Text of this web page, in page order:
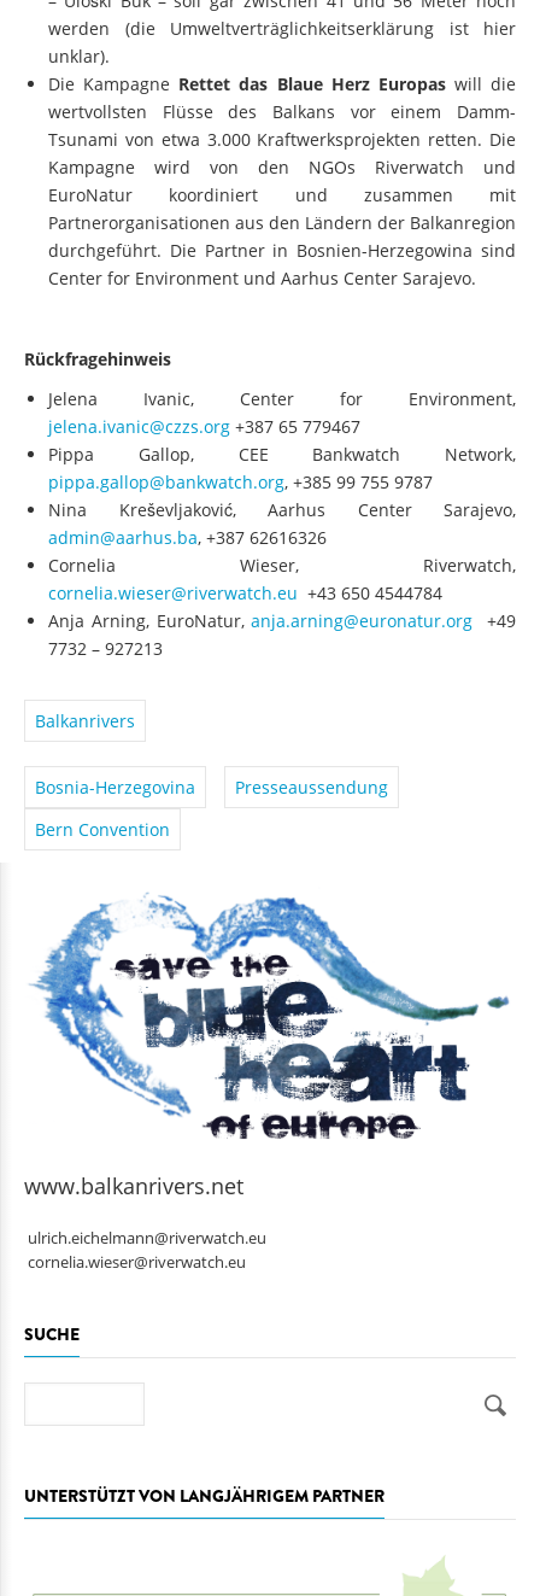
– Uloški Buk – soll gar zwischen 41 und 56 Meter hoch
werden (die Umweltverträglichkeitserklärung ist hier
unklar).
Die Kampagne Rettet das Blaue Herz Europaswill die
wertvollsten Flüsse des Balkans vor einem Damm-
Tsunami von etwa 3.000 Kraftwerksprojekten retten. Die
Kampagne wird von den NGOs Riverwatch und
EuroNatur koordiniert und zusammen mit
Partnerorganisationen aus den Ländern der Balkanregion
durchgeführt. Die Partner in Bosnien-Herzegowina sind
Center for Environment und Aarhus Center Sarajevo.
Rückfragehinweis
Jelena Ivanic, Center for Environment,
jelena.ivanic@czzs.org +387 65 779467
Pippa Gallop, CEE Bankwatch Network,
pippa.gallop@bankwatch.org, +385 99 755 9787
Nina Kreševljaković, Aarhus Center Sarajevo,
admin@aarhus.ba, +387 62616326
Cornelia Wieser, Riverwatch,
cornelia.wieser@riverwatch.eu +43 650 4544784
Anja Arning, EuroNatur,anja.arning@euronatur.org +49
7732 – 927213
Balkanrivers
Bosnia-Herzegovina
Presseaussendung
Bern Convention
www.balkanrivers.net
ulrich.eichelmann@riverwatch.eu
cornelia.wieser@riverwatch.eu
SUCHE
UNTERSTÜTZT VON LANGJÄHRIGEM PARTNER